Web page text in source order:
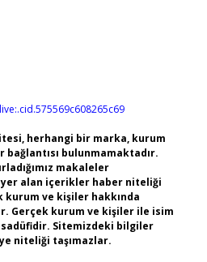
herhangi bir marka, kurum
bulunmamaktadır.
makaleler
yer alan içerikler haber niteliği
kurum ve kişiler hakkında
Gerçek kurum ve kişiler ile isim
Sitemizdeki bilgiler
niteliği taşımazlar.